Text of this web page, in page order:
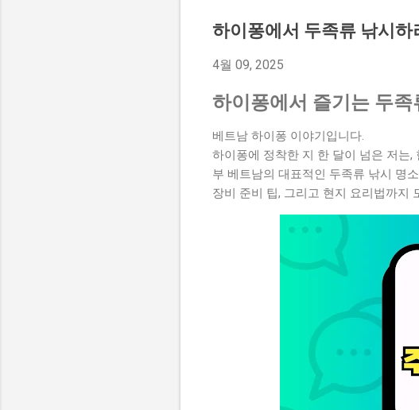
하이퐁에서 두족류 낚시
4월 09, 2025
하이퐁에서 즐기는 두
베트남 하이퐁 이야기입니다.
하이퐁에 정착한 지 한 달이 넘은 저는
부 베트남의 대표적인 두족류 낚시 명
장비 준비 팁, 그리고 현지 요리법까지